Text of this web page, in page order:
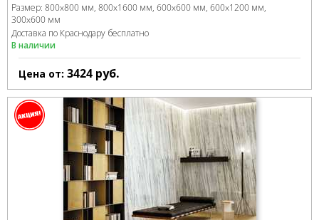
Размер: 800x800 мм 800x1600 мм 600x600 мм 600x1200 мм
300x600 мм
Доставка по Краснодару бесплатно
В наличии
Цена от: 3424 руб.